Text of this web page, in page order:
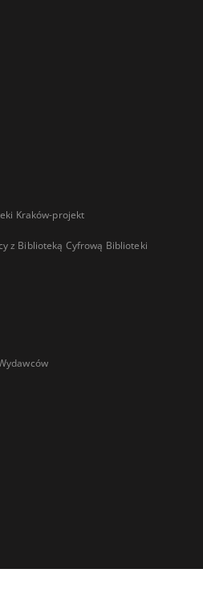
Kraków-projekt
z Biblioteką Cyfrową Biblioteki